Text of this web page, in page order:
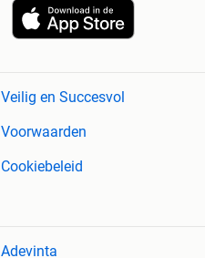
Veilig en Succesvol
Voorwaarden
Cookiebeleid
Adevinta